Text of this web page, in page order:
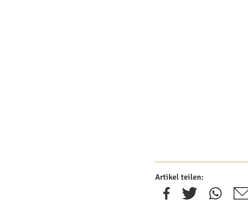
Artikel teilen: